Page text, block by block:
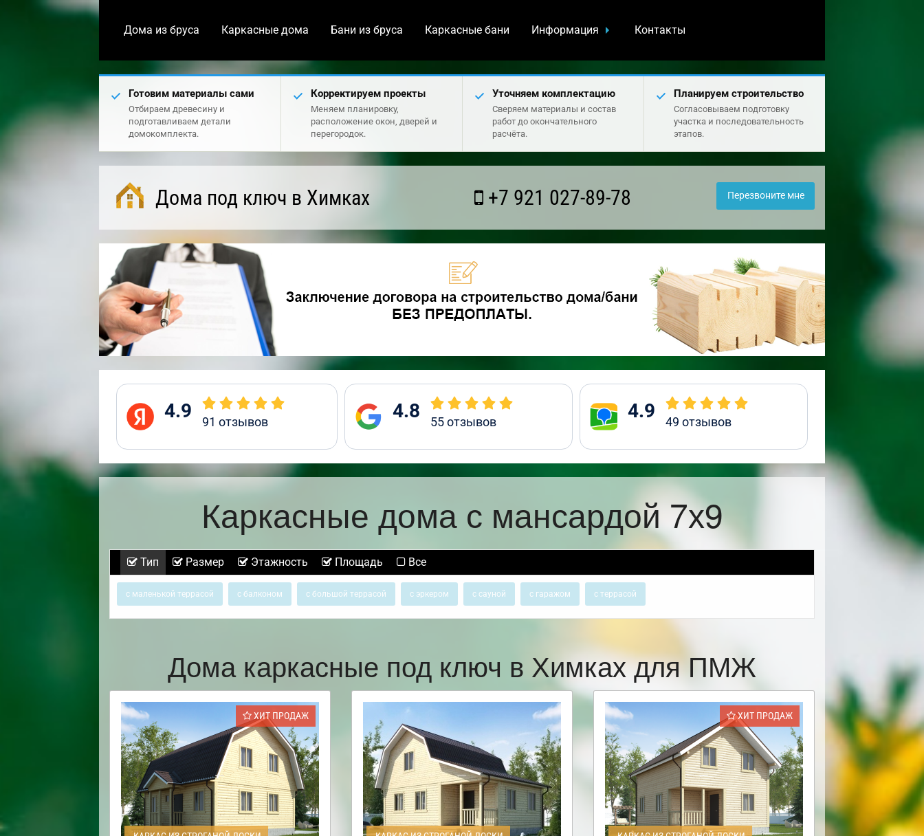
Дома из бруса Каркасные дома Бани из бруса Каркасные бани Информация Контакты
Готовим материалы сами
Отбираем древесину и
подготавливаем детали
домокомплекта.
Корректируем проекты
Меняем планировку,
расположение окон, дверей и
перегородок.
Уточняем комплектацию
Сверяем материалы и состав
работ до окончательного
расчёта.
Планируем строительство
Согласовываем подготовку
участка и последовательность
этапов.
Дома под ключ в Химках +7 921 027-89-78 Перезвоните мне
4.9 91 отзывов 4.8 55отзывов 4.9 49 отзывов
Каркасные дома с мансардой 7х9
Тип Размер Этажность Площадь Все
с маленькой террасой с балконом с большой террасой с эркером с сауной с гаражом с террасой
Дома каркасные под ключ в Химках для ПМЖ
ХИТ ПРОДАЖ ХИТ ПРОДАЖ